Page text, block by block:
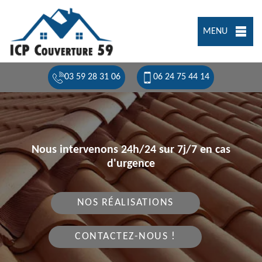
MENU
03 59 28 31 06 06 24 75 44 14
Nous intervenons 24h/24 sur 7j/7 en cas
d'urgence
NOS RÉALISATIONS
CONTACTEZ-NOUS !